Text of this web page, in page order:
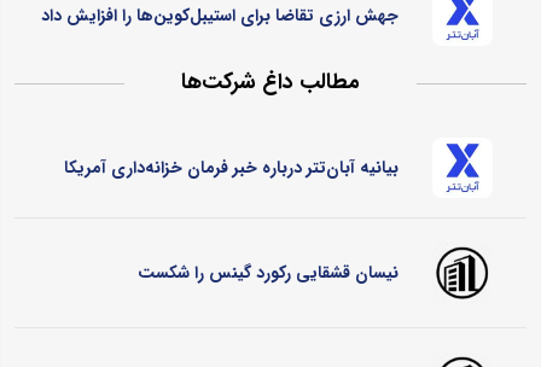
جهش ارزی تقاضا برای استیبل‌کوین‌ها را افزایش داد
مطالب داغ شرکت‌ها
بیانیه آبان‌تتر درباره خبر فرمان خزانه‌داری آمریکا
نیسان قشقایی رکورد گینس را شکست